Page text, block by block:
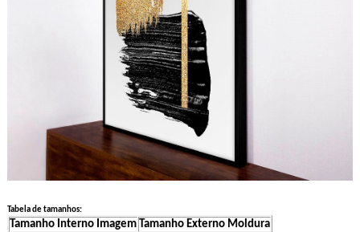
Tabela de tamanhos:
Tamanho Interno Imagem Tamanho Externo Moldura